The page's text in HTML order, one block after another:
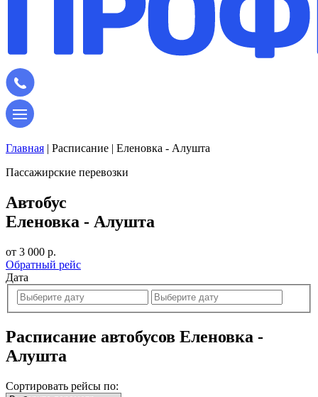
Главная | Расписание | Еленовка - Алушта
Пассажирские перевозки
Автобус
Еленовка - Алушта
от 3 000 р.
Обратный рейс
Дата
Расписание автобусов Еленовка -
Алушта
Сортировать рейсы по: